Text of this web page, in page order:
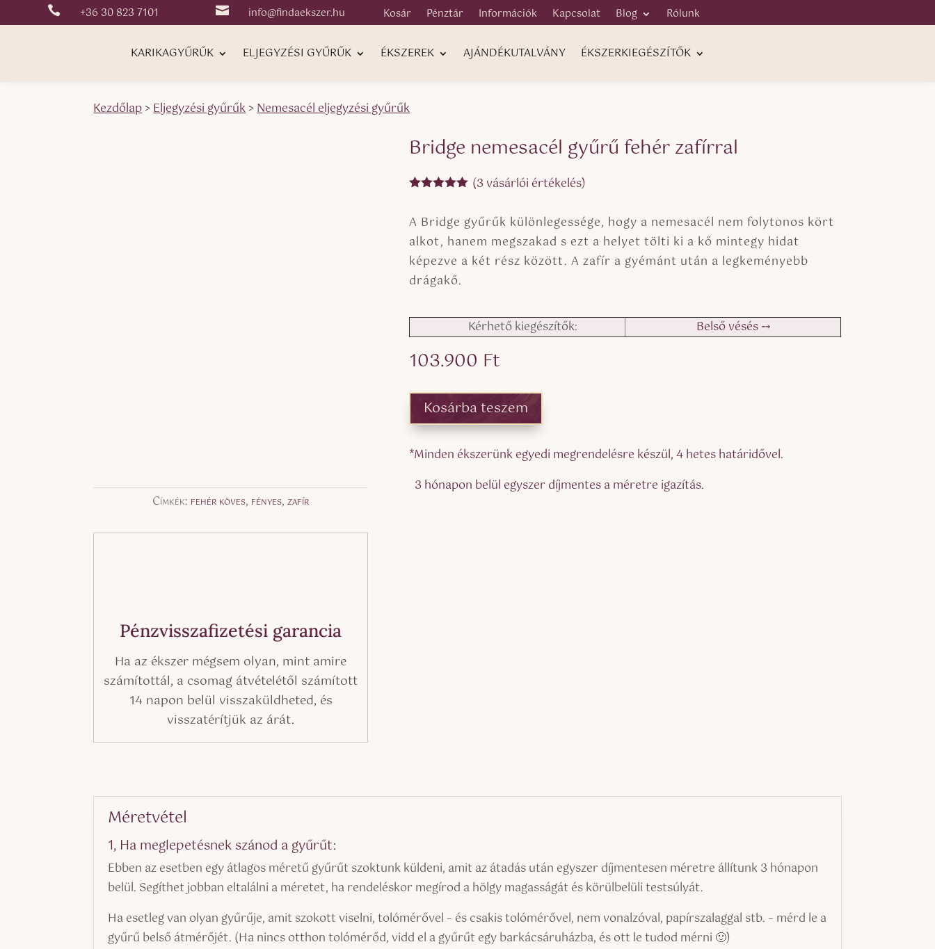
 +36 30 823 7101  info@findaekszer.hu Kosár Pénztár Információk Kapcsolat Blog Rólunk
KARIKAGYŰRŰK ELJEGYZÉSI GYŰRŰK ÉKSZEREK AJÁNDÉKUTALVÁNY ÉKSZERKIEGÉSZÍTŐK
Kezdőlap>Eljegyzési gyűrűk>Nemesacél eljegyzési gyűrűk
Címkék: fehér köves, fényes,zafír
Pénzvisszafizetési garancia
Ha az ékszer mégsem olyan, mint amire
számítottál, a csomag átvételétől számított
14 napon belül visszaküldheted, és
visszatérítjük az árát.
Bridge nemesacél gyűrű fehér zafírral
ből,
értékelés
alapján
(3vásárlói értékelés)
A Bridge gyűrűk különlegessége, hogy a nemesacél nem folytonos kört
alkot, hanem megszakad s ezt a helyet tölti ki a kő mintegy hidat
képezve a két rész között. A zafír a gyémánt után a legkeményebb
drágakő.
Kérhető kiegészítők: Belső vésés ⤍
103.900 Ft
Kosárba teszem
*Minden ékszerünk egyedi megrendelésre készül, 4 hetes határidővel.
3 hónapon belül egyszer díjmentes a méretre igazítás.
Méretvétel
1, Ha meglepetésnek szánod a gyűrűt:
Ebben az esetben egy átlagos méretű gyűrűt szoktunk küldeni, amit az átadás után egyszer díjmentesen méretre állítunk 3 hónapon
belül. Segíthet jobban eltalálni a méretet, ha rendeléskor megírod a hölgy magasságát és körülbelüli testsúlyát.
Ha esetleg van olyan gyűrűje, amit szokott viselni, tolómérővel – és csakis tolómérővel, nem vonalzóval, papírszalaggal stb. – mérd le a
gyűrű belső átmérőjét. (Ha nincs otthon tolómérőd, vidd el a gyűrűt egy barkácsáruházba, és ott le tudod mérni 🙂)